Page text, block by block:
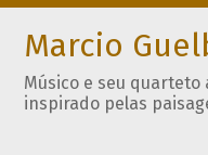
Marcio
Músico e seu
inspirado pelas